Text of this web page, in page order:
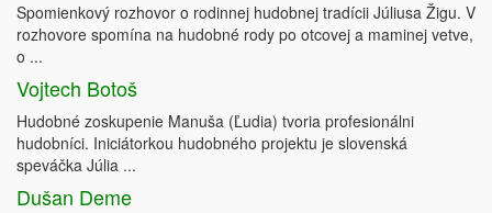
Spomienkový rozhovor o rodinnej hudobnej tradícii Júliusa Žigu. V
rozhovore spomína na hudobné rody po otcovej a maminej vetve,
o ...
Vojtech Botoš
Hudobné zoskupenie Manuša (Ľudia) tvoria profesionálni
hudobníci. Iniciátorkou hudobného projektu je slovenská
speváčka Júlia ...
Dušan Deme